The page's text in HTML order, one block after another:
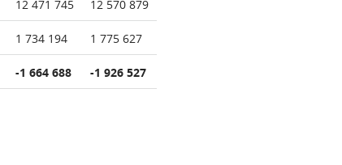
12 471 745 12 570 879
1 734 194 1 775 627
-1 664 688 -1 926 527